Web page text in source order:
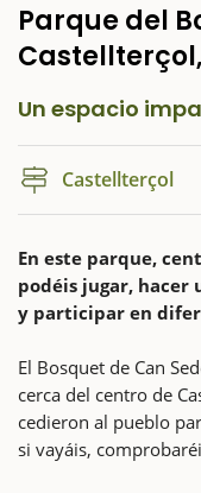
Parque del
Un espacio
Castellterçol
En este parque,
podéis jugar, hacer
y participar en
El Bosquet de Can
cerca del centro de
cedieron al pueblo
si vayáis,